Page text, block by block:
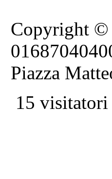
Copyright ©
Piazza
15